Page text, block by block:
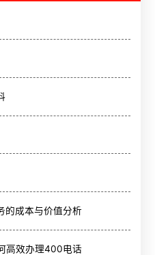
的成本与价值分析
高效办理400电话